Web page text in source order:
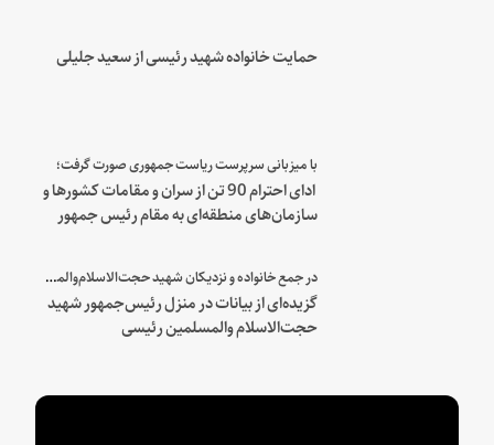
حمایت خانواده شهید رئیسی از سعید جلیلی
با میزبانی سرپرست ریاست جمهوری صورت گرفت؛
ادای احترام 90 تن از سران و مقامات کشورها و
سازمان‌های منطقه‌ای به مقام رئیس جمهور
در جمع خانواده و نزدیکان شهید حجت‌الاسلام‌والمسلمین رئیسی:
گزیده‌ای از بیانات در منزل رئیس‌جمهور شهید
حجت‌الاسلام والمسلمین رئیسی